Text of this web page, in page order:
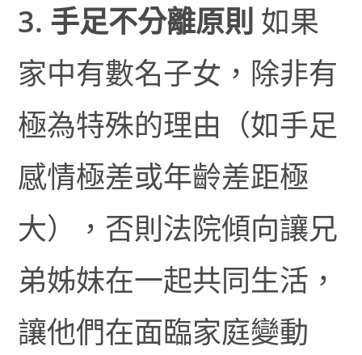
3. 手足不分離原則 如果
家中有數名子女，除非有
極為特殊的理由（如手足
感情極差或年齡差距極
大），否則法院傾向讓兄
弟姊妹在一起共同生活，
讓他們在面臨家庭變動